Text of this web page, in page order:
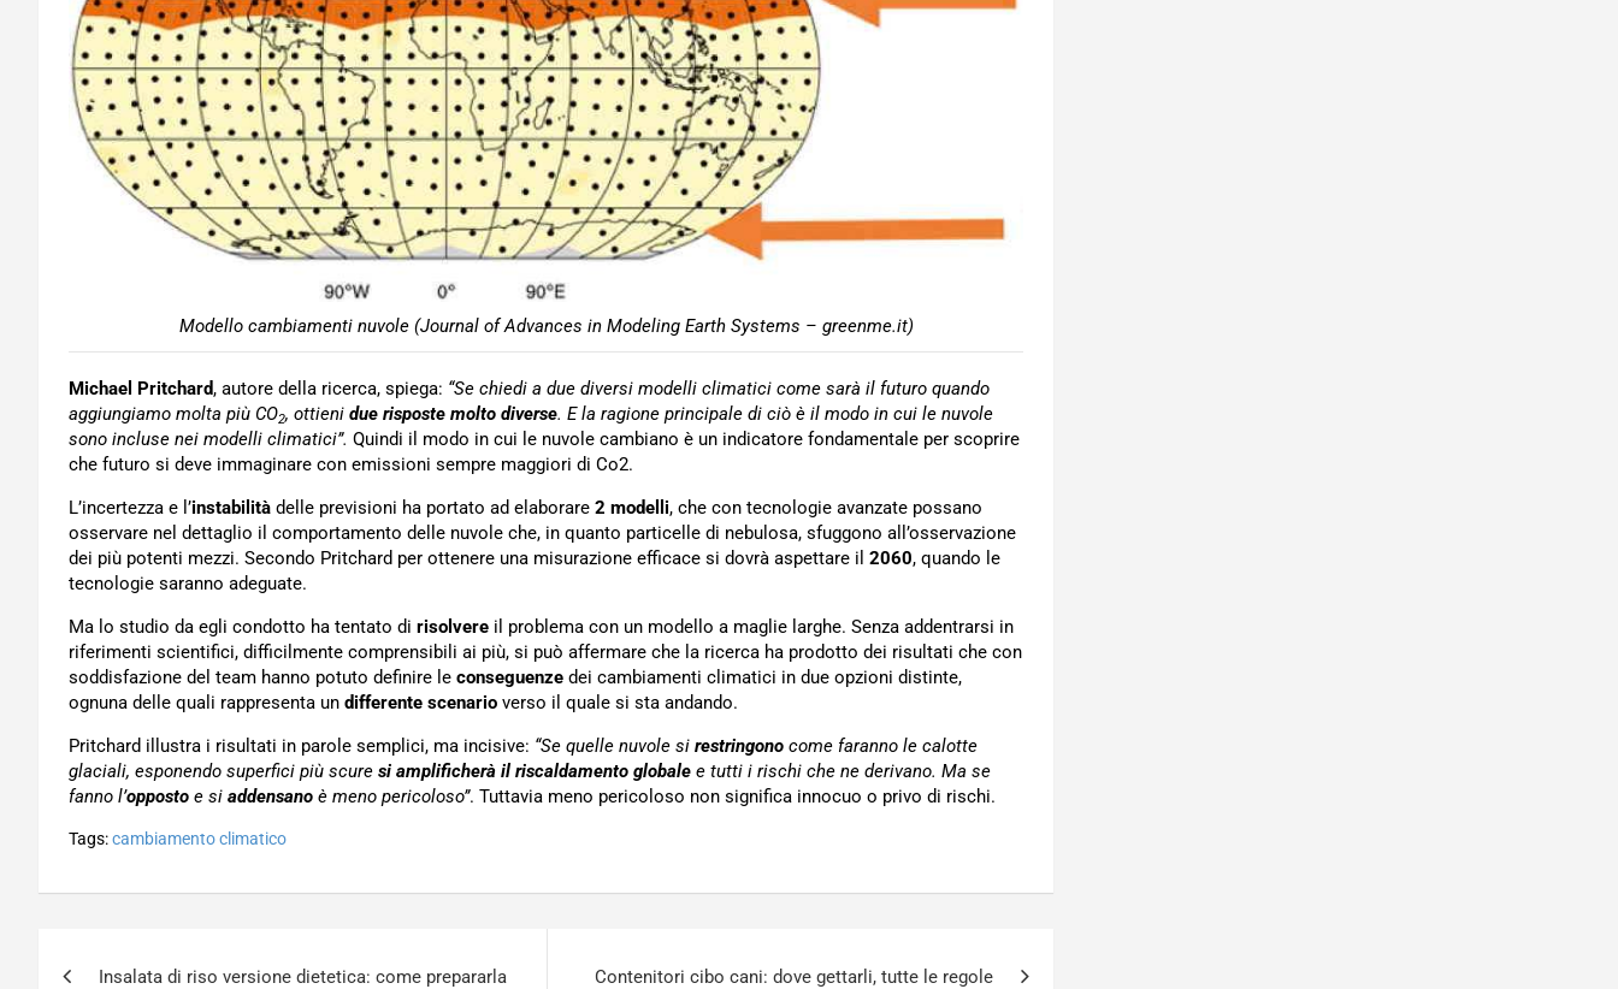
Modello cambiamenti nuvole (Journal of Advances in Modeling Earth Systems – greenme.it)
Michael Pritchard, autore della ricerca, spiega: “Se chiedi a due diversi modelli climatici come sarà il futuro quando
aggiungiamo molta più CO2, ottieni due risposte molto diverse. E la ragione principale di ciò è il modo in cui le nuvole
sono incluse nei modelli climatici”. Quindi il modo in cui le nuvole cambiano è un indicatore fondamentale per scoprire
che futuro si deve immaginare con emissioni sempre maggiori di Co2.
L’incertezza e l’instabilità delle previsioni ha portato ad elaborare 2 modelli, che con tecnologie avanzate possano
osservare nel dettaglio il comportamento delle nuvole che, in quanto particelle di nebulosa, sfuggono all’osservazione
dei più potenti mezzi. Secondo Pritchard per ottenere una misurazione efficace si dovrà aspettare il 2060, quando le
tecnologie saranno adeguate.
Ma lo studio da egli condotto ha tentato di risolvere il problema con un modello a maglie larghe. Senza addentrarsi in
riferimenti scientifici, difficilmente comprensibili ai più, si può affermare che la ricerca ha prodotto dei risultati che con
soddisfazione del team hanno potuto definire le conseguenze dei cambiamenti climatici in due opzioni distinte,
ognuna delle quali rappresenta un differente scenario verso il quale si sta andando.
Pritchard illustra i risultati in parole semplici, ma incisive: “Se quelle nuvole si restringono come faranno le calotte
glaciali, esponendo superfici più scure si amplificherà il riscaldamento globale e tutti i rischi che ne derivano. Ma se
fanno l’opposto e si addensano è meno pericoloso”. Tuttavia meno pericoloso non significa innocuo o privo di rischi.
Tags:cambiamento climatico
Insalata di riso versione dietetica: come prepararla Contenitori cibo cani: dove gettarli, tutte le regole